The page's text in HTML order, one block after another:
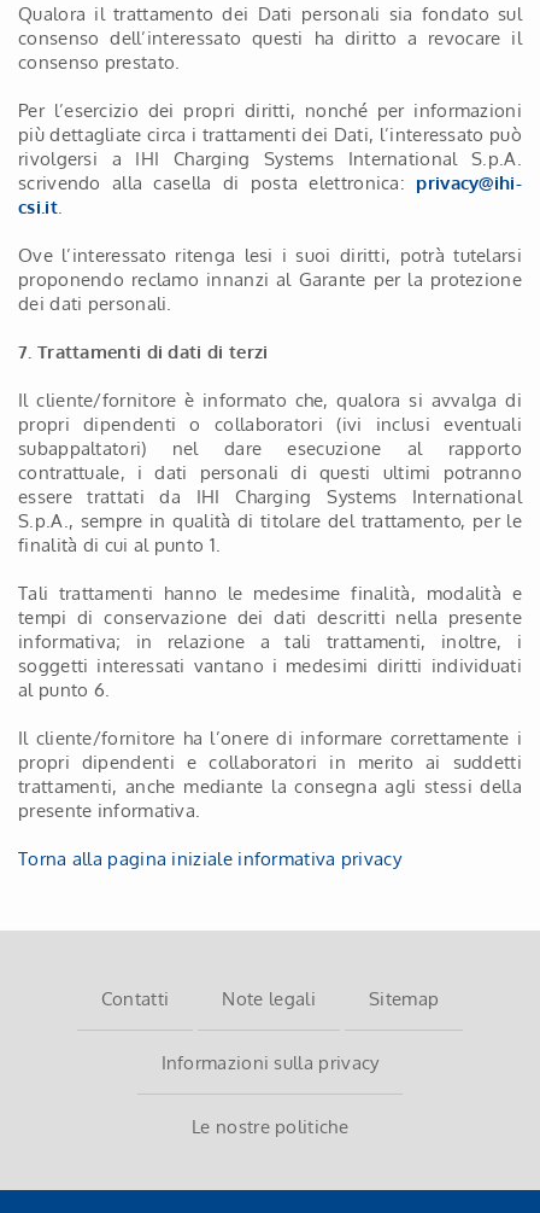
Qualora il trattamento dei Dati personali sia fondato sul
consenso dell’interessato questi ha diritto a revocare il
consenso prestato.
Per l’esercizio dei propri diritti, nonché per informazioni
più dettagliate circa i trattamenti dei Dati, l’interessato può
rivolgersi a IHI Charging Systems International S.p.A.
scrivendo alla casella di posta elettronica: privacy@ihi-
csi.it.
Ove l’interessato ritenga lesi i suoi diritti, potrà tutelarsi
proponendo reclamo innanzi al Garante per la protezione
dei dati personali.
7. Trattamenti di dati di terzi
Il cliente/fornitore è informato che, qualora si avvalga di
propri dipendenti o collaboratori (ivi inclusi eventuali
subappaltatori) nel dare esecuzione al rapporto
contrattuale, i dati personali di questi ultimi potranno
essere trattati da IHI Charging Systems International
S.p.A., sempre in qualità di titolare del trattamento, per le
finalità di cui al punto 1.
Tali trattamenti hanno le medesime finalità, modalità e
tempi di conservazione dei dati descritti nella presente
informativa; in relazione a tali trattamenti, inoltre, i
soggetti interessati vantano i medesimi diritti individuati
al punto 6.
Il cliente/fornitore ha l’onere di informare correttamente i
propri dipendenti e collaboratori in merito ai suddetti
trattamenti, anche mediante la consegna agli stessi della
presente informativa.
Torna alla pagina iniziale informativa privacy
Contatti Note legali Sitemap
Informazioni sulla privacy
Le nostre politiche